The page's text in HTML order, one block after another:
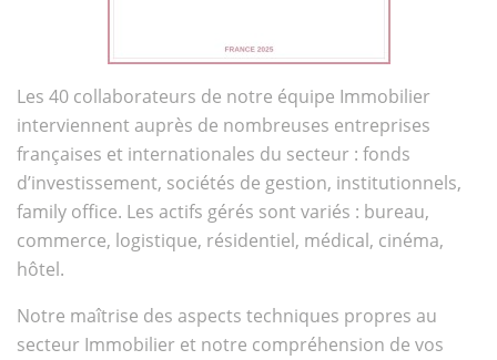
Les 40 collaborateurs de notre équipe Immobilier
interviennent auprès de nombreuses entreprises
françaises et internationales du secteur : fonds
d’investissement, sociétés de gestion, institutionnels,
family office. Les actifs gérés sont variés : bureau,
commerce, logistique, résidentiel, médical, cinéma,
hôtel.
Notre maîtrise des aspects techniques propres au
secteur Immobilier et notre compréhension de vos